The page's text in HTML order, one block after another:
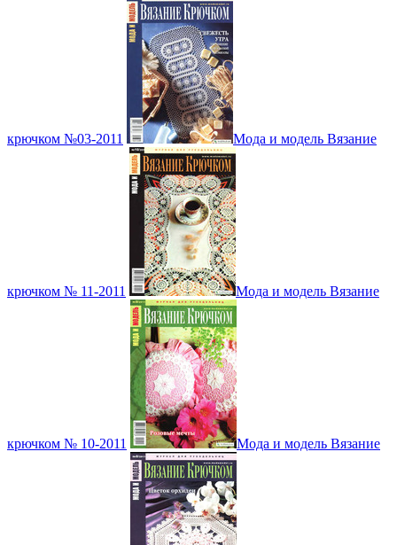
крючком №03-2011 Мода и модель Вязание
крючком № 11-2011 Мода и модель Вязание
крючком № 10-2011 Мода и модель Вязание